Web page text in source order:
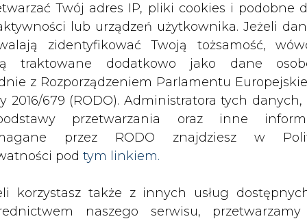
ZMIANY KADROWE NA RYNKU
Twój adres IP, pliki cookies i podobne
lub urządzeń użytkownika. Jeżeli
zidentyfikować Twoją tożsamość,
traktowane dodatkowo jako dane
z Rozporządzeniem Parlamentu
2016/679 (RODO). Administratora tych danych,
przetwarzania oraz inne
przez RODO znajdziesz w
pod tym linkiem.
korzystasz także z innych usług
naszego serwisu,
odcięcie prądu